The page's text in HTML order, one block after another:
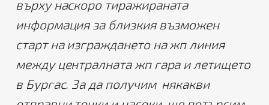
върху наскоро тиражираната
информация за близкия възможен
старт на изграждането на жп линия
между централната жп гара и летището
в Бургас. За да получим някакви